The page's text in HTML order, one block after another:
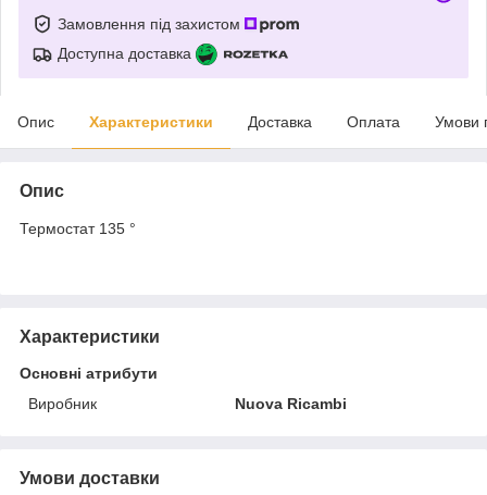
Замовлення під захистом
Доступна доставка
Опис Характеристики Доставка Оплата Умови
Опис
Термостат 135 °
Характеристики
Основні атрибути
Виробник
Nuova Ricambi
Умови доставки